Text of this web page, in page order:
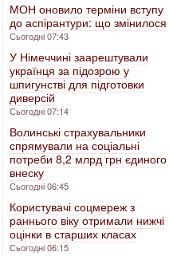
МОН оновило терміни вступу
до аспірантури: що змінилося
Сьогодні 07:43
У Німеччині заарештували
українця за підозрою у
шпигунстві для підготовки
диверсій
Сьогодні 07:14
Волинські страхувальники
спрямували на соціальні
потреби 8,2 млрд грн єдиного
внеску
Сьогодні 06:45
Користувачі соцмереж з
раннього віку отримали нижчі
оцінки в старших класах
Сьогодні 06:15